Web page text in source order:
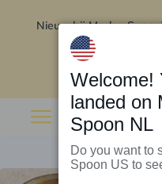
Nieuw bij Marley
Welcome!
landed on
Spoon NL
Do you want to
Spoon US to